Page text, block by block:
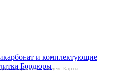
Подольска — Яндекс Карты
и комплектующие
Бордюры